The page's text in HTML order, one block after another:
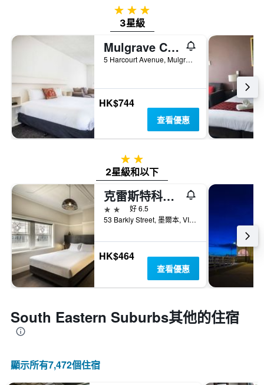
3星級
3星級
Mulgrave Court Motor Inn - 穆爾格雷夫
5 Harcourt Avenue, Mulgrave, 墨爾本, VIC, 澳洲
HK$744
查看優惠
2星級
2星級和以下
克雷斯特科莫庭園酒店 - 聖基爾達
2星級
好 6.5
53 Barkly Street, 墨爾本, VIC, 澳洲
HK$464
查看優惠
South Eastern Suburbs​其他的住宿
顯示所有7,472​個住宿